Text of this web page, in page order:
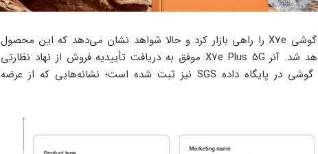
شرکت آنر در اوایل خرداد ۱۴۰۴ نسخه ۴G گوشی X7e را راهی بازار کرد و حالا شواهد نشان می‌دهد که این محصول
به‌زودی با یک همراه جدید روانه بازار خواهد شد. آنر X7e Plus 5G موفق به دریافت تأییدیه فروش از نهاد نظارتی
مخابرات امارات (TDRA) شده و نام این گوشی در پایگاه داده SGS نیز ثبت شده است؛ نشانه‌هایی که از عرضه